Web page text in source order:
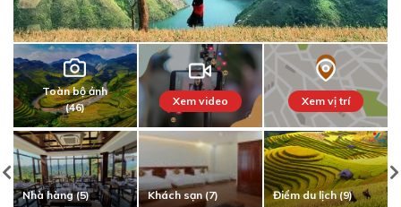
Toàn bộ ảnh
(46)
Xem video Xem vị trí
Nhà hàng (5) Khách sạn (7) Điểm du lịch (9)